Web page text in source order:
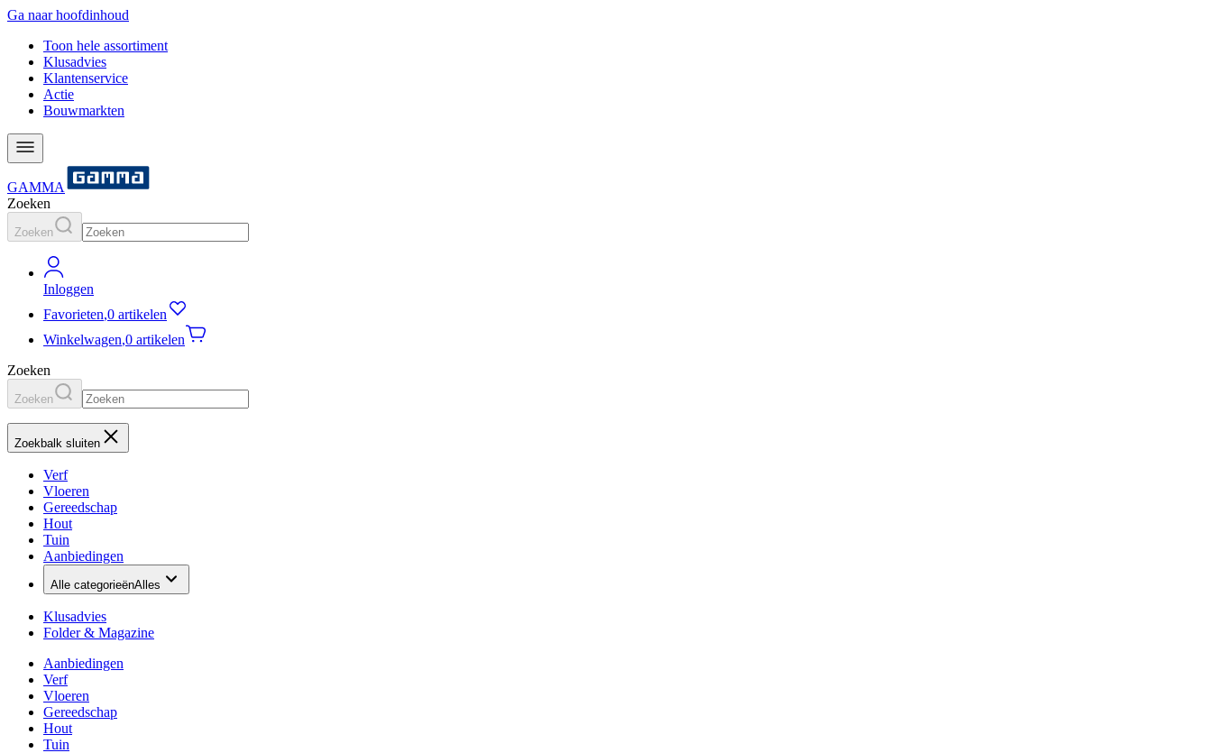
Ga naar hoofdinhoud
Toon hele assortiment
Klusadvies
Klantenservice
Actie
Bouwmarkten
GAMMA
Zoeken
Zoeken
Inloggen
Favorieten,0 artikelen
Winkelwagen,0 artikelen
Zoeken
Zoeken
Zoekbalk sluiten
Verf
Vloeren
Gereedschap
Hout
Tuin
Aanbiedingen
Alle categorieënAlles
Klusadvies
Folder & Magazine
Aanbiedingen
Verf
Vloeren
Gereedschap
Hout
Tuin